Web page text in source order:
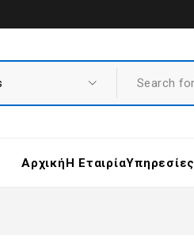
ΑρχικήΗ ΕταιρίαΥπηρεσίες